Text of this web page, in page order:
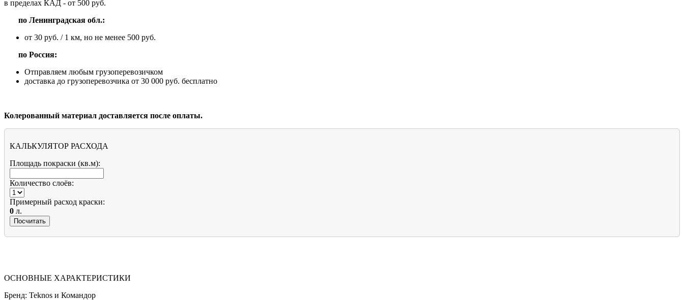
в пределах КАД - от 500 руб.
по Ленинградская обл.:
от 30 руб. / 1 км, но не менее 500 руб.
по Россия:
Отправляем любым грузоперевозичком
доставка до грузоперевозчика от 30 000 руб. бесплатно
Колерованный материал доставляется после оплаты.
КАЛЬКУЛЯТОР РАСХОДА
Площадь покраски (кв.м):
Количество слоёв:
Примерный расход краски:
0 л.
ОСНОВНЫЕ ХАРАКТЕРИСТИКИ
Бренд: Teknos и Командор